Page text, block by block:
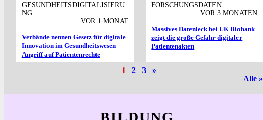
GESUNDHEITSDIGITALISIERU
NG
VOR 1 MONAT
Verbände nennen Gesetz für digitale
Innovation im Gesundheitswesen
Angriff auf Patientenrechte
FORSCHUNGSDATEN
VOR 3 MONATEN
Massives Datenleck bei UK Biobank
zeigt die große Gefahr digitaler
Patientenakten
1 2 3
»
Alle »